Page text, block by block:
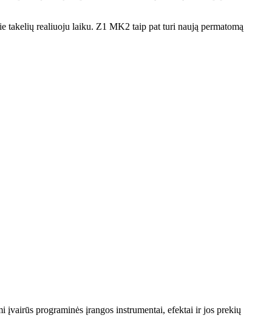
takelių realiuoju laiku. Z1 MK2 taip pat turi naują permatomą
įvairūs programinės įrangos instrumentai, efektai ir jos prekių